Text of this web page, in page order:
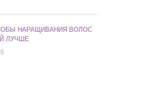
НАРАЩИВАНИЯ ВОЛОС
ЛУЧШЕ